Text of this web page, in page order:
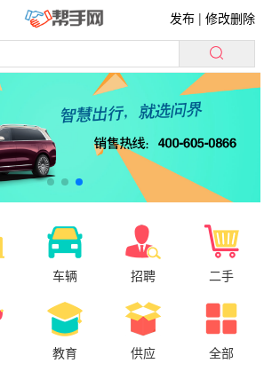
发布 |修改删除
车辆 招聘 二手
教育 供应 全部